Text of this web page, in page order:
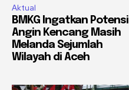
Aktual
BMKG Ingatkan Potensi
Angin Kencang Masih
Melanda Sejumlah
Wilayah di Aceh